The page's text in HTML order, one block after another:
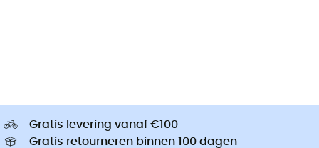
Gratis levering vanaf €100
Gratis retourneren binnen 100 dagen